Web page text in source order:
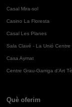
Casal Mira-sol
Casino La Floresta
Casal Les Planes
Sala Clavé - La Unió Centre
Casa Aymat
Centre Grau-Garriga d'Art
Què oferim